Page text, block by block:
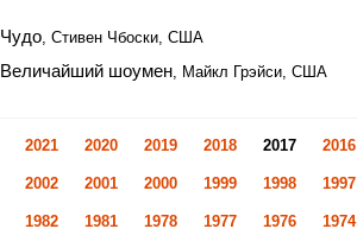
Чудо, Стивен Чбоски, США
Величайший шоумен, Майкл Грэйси, США
2021 2020 2019 2018 2017 2016
2002 2001 2000 1999 1998 1997
1982 1981 1978 1977 1976 1974